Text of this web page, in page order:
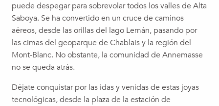
puede despegar para sobrevolar todos los valles de Alta
Saboya. Se ha convertido en un cruce de caminos
aéreos, desde las orillas del lago Lemán, pasando por
las cimas del geoparque de Chablais y la región del
Mont-Blanc. No obstante, la comunidad de Annemasse
no se queda atrás.
Déjate conquistar por las idas y venidas de estas joyas
tecnológicas, desde la plaza de la estación de